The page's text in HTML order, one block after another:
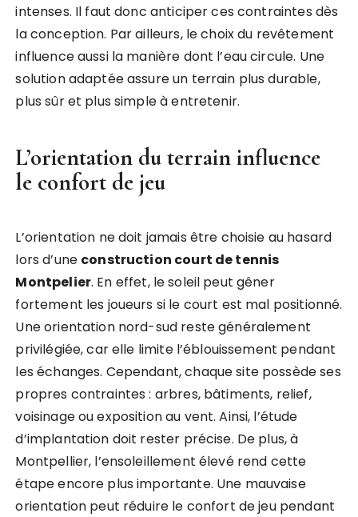
intenses. Il faut donc anticiper ces contraintes dès
la conception. Par ailleurs, le choix du revêtement
influence aussi la manière dont l’eau circule. Une
solution adaptée assure un terrain plus durable,
plus sûr et plus simple à entretenir.
L’orientation du terrain influence
le confort de jeu
L’orientation ne doit jamais être choisie au hasard
lors d’une construction court de tennis
Montpelier. En effet, le soleil peut gêner
fortement les joueurs si le court est mal positionné.
Une orientation nord-sud reste généralement
privilégiée, car elle limite l’éblouissement pendant
les échanges. Cependant, chaque site possède ses
propres contraintes : arbres, bâtiments, relief,
voisinage ou exposition au vent. Ainsi, l’étude
d’implantation doit rester précise. De plus, à
Montpellier, l’ensoleillement élevé rend cette
étape encore plus importante. Une mauvaise
orientation peut réduire le confort de jeu pendant